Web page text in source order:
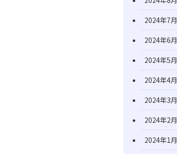
2024年7月
2024年6月
2024年5月
2024年4月
2024年3月
2024年2月
2024年1月